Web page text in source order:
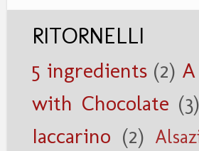
RITORNELLI
5 ingredients (2)
with Chocolate (3)
Iaccarino (2)